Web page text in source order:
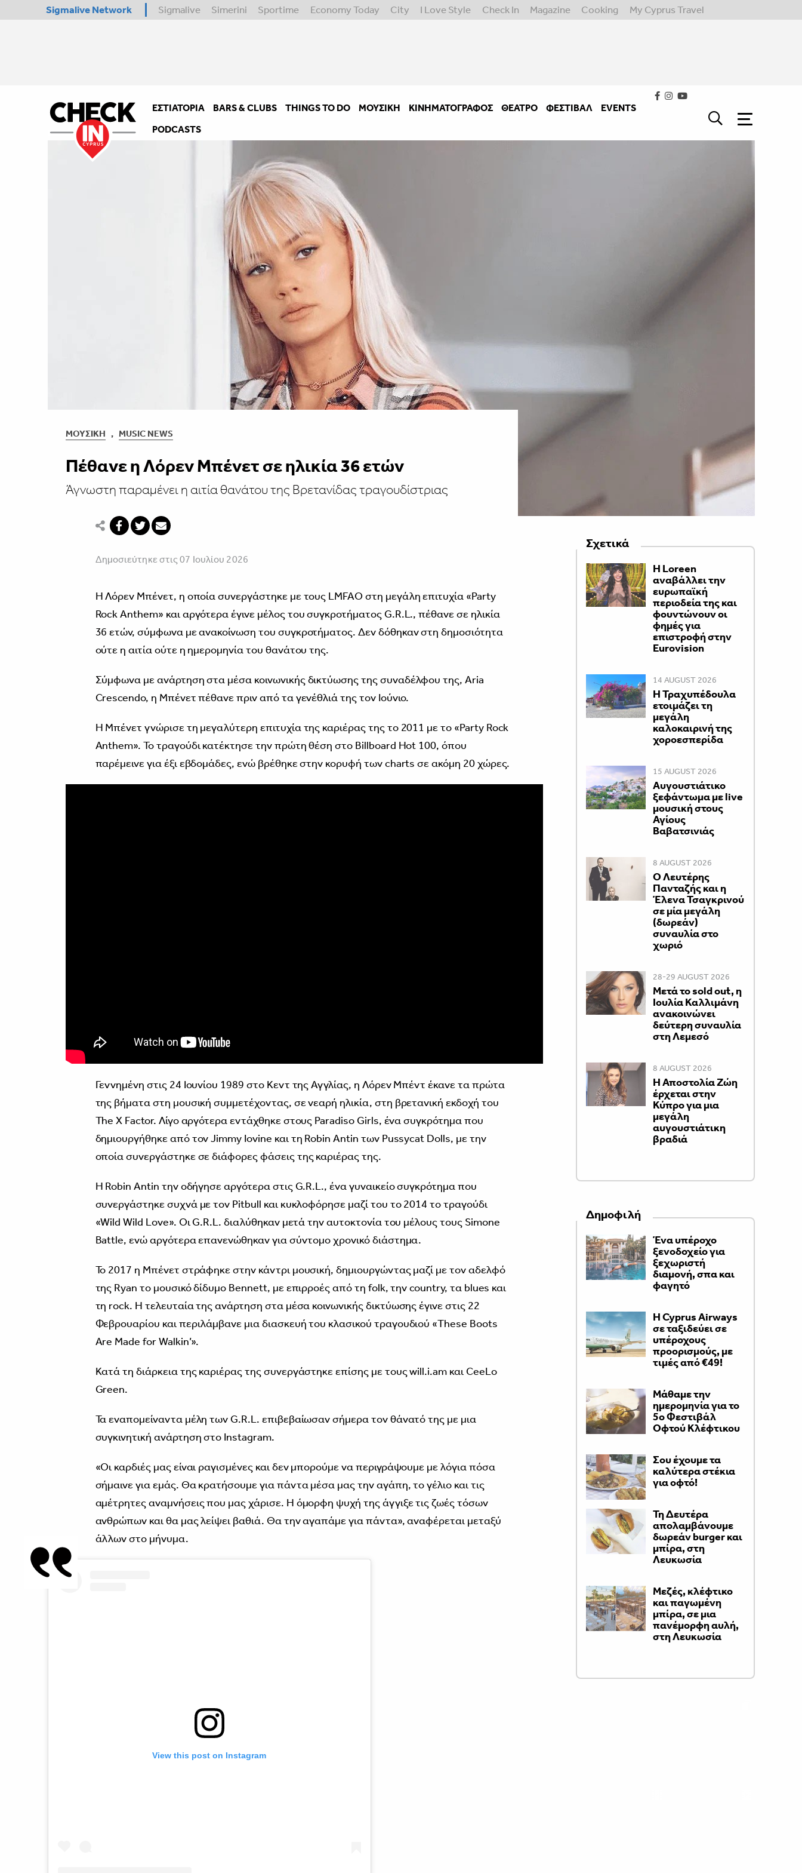
Sigmalive Network Sigmalive Simerini Sportime Economy Today City I Love Style Check In Magazine Cooking My Cyprus Travel
ΕΣΤΙΑΤΌΡΙΑ BARS & CLUBS THINGS TO DO ΜΟΥΣΙΚΉ ΚΙΝΗΜΑΤΟΓΡΆΦΟΣ ΘΈΑΤΡΟ ΦΕΣΤΙΒΑΛ
EVENTS
PODCASTS
ΜΟΥΣΙΚΉ , MUSIC NEWS
Πέθανε η Λόρεν Μπένετ σε ηλικία 36 ετών
Άγνωστη παραμένει η αιτία θανάτου της Βρετανίδας τραγουδίστριας
Δημοσιεύτηκε στις 07 Ιουλίου 2026
Η Λόρεν Μπένετ, η οποία συνεργάστηκε με τους LMFAO στη μεγάλη επιτυχία «Party
Rock Anthem» και αργότερα έγινε μέλος του συγκροτήματος G.R.L., πέθανε σε ηλικία
36 ετών, σύμφωνα με ανακοίνωση του συγκροτήματος. Δεν δόθηκαν στη δημοσιότητα
ούτε η αιτία ούτε η ημερομηνία του θανάτου της.
Σύμφωνα με ανάρτηση στα μέσα κοινωνικής δικτύωσης της συναδέλφου της, Aria
Crescendo, η Μπένετ πέθανε πριν από τα γενέθλιά της τον Ιούνιο.
Η Μπένετ γνώρισε τη μεγαλύτερη επιτυχία της καριέρας της το 2011 με το «Party Rock
Anthem». Το τραγούδι κατέκτησε την πρώτη θέση στο Billboard Hot 100, όπου
παρέμεινε για έξι εβδομάδες, ενώ βρέθηκε στην κορυφή των charts σε ακόμη 20 χώρες.
Γεννημένη στις 24 Ιουνίου 1989 στο Κεντ της Αγγλίας, η Λόρεν Μπέντ έκανε τα πρώτα
της βήματα στη μουσική συμμετέχοντας, σε νεαρή ηλικία, στη βρετανική εκδοχή του
The X Factor. Λίγο αργότερα εντάχθηκε στους Paradiso Girls, ένα συγκρότημα που
δημιουργήθηκε από τον Jimmy Iovine και τη Robin Antin των Pussycat Dolls, με την
οποία συνεργάστηκε σε διάφορες φάσεις της καριέρας της.
Η Robin Antin την οδήγησε αργότερα στις G.R.L., ένα γυναικείο συγκρότημα που
συνεργάστηκε συχνά με τον Pitbull και κυκλοφόρησε μαζί του το 2014 το τραγούδι
«Wild Wild Love». Οι G.R.L. διαλύθηκαν μετά την αυτοκτονία του μέλους τους Simone
Battle, ενώ αργότερα επανενώθηκαν για σύντομο χρονικό διάστημα.
Το 2017 η Μπένετ στράφηκε στην κάντρι μουσική, δημιουργώντας μαζί με τον αδελφό
της Ryan το μουσικό δίδυμο Bennett, με επιρροές από τη folk, την country, τα blues και
τη rock. Η τελευταία της ανάρτηση στα μέσα κοινωνικής δικτύωσης έγινε στις 22
Φεβρουαρίου και περιλάμβανε μια διασκευή του κλασικού τραγουδιού «These Boots
Are Made for Walkin’».
Κατά τη διάρκεια της καριέρας της συνεργάστηκε επίσης με τους will.i.am και CeeLo
Green.
Τα εναπομείναντα μέλη των G.R.L. επιβεβαίωσαν σήμερα τον θάνατό της με μια
συγκινητική ανάρτηση στο Instagram.
«Οι καρδιές μας είναι ραγισμένες και δεν μπορούμε να περιγράψουμε με λόγια πόσα
σήμαινε για εμάς. Θα κρατήσουμε για πάντα μέσα μας την αγάπη, το γέλιο και τις
αμέτρητες αναμνήσεις που μας χάρισε. Η όμορφη ψυχή της άγγιξε τις ζωές τόσων
ανθρώπων και θα μας λείψει βαθιά. Θα την αγαπάμε για πάντα», αναφέρεται μεταξύ
άλλων στο μήνυμα.
View this post on Instagram
Σχετικά
Η Loreen
αναβάλλει την
ευρωπαϊκή
περιοδεία της και
φουντώνουν οι
φημές για
επιστροφή στην
Eurovision
14 AUGUST 2026
Η Τραχυπέδουλα
ετοιμάζει τη
μεγάλη
καλοκαιρινή της
χοροεσπερίδα
15 AUGUST 2026
Αυγουστιάτικο
ξεφάντωμα με live
μουσική στους
Αγίους
Βαβατσινιάς
8 AUGUST 2026
Ο Λευτέρης
Πανταζής και η
Έλενα Τσαγκρινού
σε μία μεγάλη
(δωρεάν)
συναυλία στο
χωριό
28-29 AUGUST 2026
Μετά το sold out, η
Ιουλία Καλλιμάνη
ανακοινώνει
δεύτερη συναυλία
στη Λεμεσό
8 AUGUST 2026
Η Αποστολία Ζώη
έρχεται στην
Κύπρο για μια
μεγάλη
αυγουστιάτικη
βραδιά
Δημοφιλή
Ένα υπέροχο
ξενοδοχείο για
ξεχωριστή
διαμονή, σπα και
φαγητό
H Cyprus Airways
σε ταξιδεύει σε
υπέροχους
προορισμούς, με
τιμές από €49!
Μάθαμε την
ημερομηνία για το
5ο Φεστιβάλ
Οφτού Κλέφτικου
Σου έχουμε τα
καλύτερα στέκια
για οφτό!
Τη Δευτέρα
απολαμβάνουμε
δωρεάν burger και
μπίρα, στη
Λευκωσία
Μεζές, κλέφτικο
και παγωμένη
μπίρα, σε μια
πανέμορφη αυλή,
στη Λευκωσία